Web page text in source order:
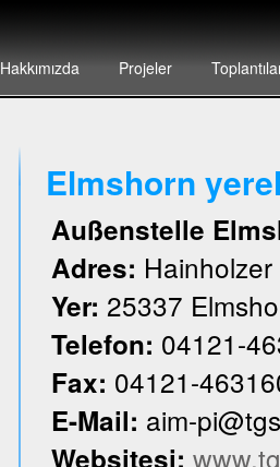
Hakkımızda Projeler
Elmshorn
Außenstelle
Adres:
Yer: 25337
Telefon: 04121-
Fax: 04121-
E-Mail: aim-
Websitesi: